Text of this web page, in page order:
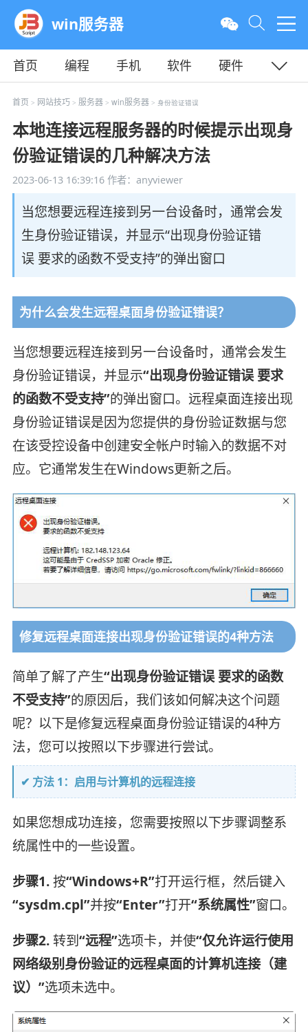
win服务器
首页 编程 手机 软件
硬件
教程
平面 服务器
首页 > 网站技巧 > 服务器> win服务器> 身份验证错误
本地连接远程服务器的时候提示出现身
份验证错误的几种解决方法
2023-06-13 16:39:16作者：anyviewer
当您想要远程连接到另一台设备时，通常会发
生身份验证错误，并显示“出现身份验证错
误 要求的函数不受支持”的弹出窗口
为什么会发生远程桌面身份验证错误？
当您想要远程连接到另一台设备时，通常会发生
身份验证错误，并显示“出现身份验证错误 要求
的函数不受支持”的弹出窗口。远程桌面连接出现
身份验证错误是因为您提供的身份验证数据与您
在该受控设备中创建安全帐户时输入的数据不对
应。它通常发生在Windows更新之后。
修复远程桌面连接出现身份验证错误的4种方法
简单了解了产生“出现身份验证错误 要求的函数
不受支持”的原因后，我们该如何解决这个问题
呢？以下是修复远程桌面身份验证错误的4种方
法，您可以按照以下步骤进行尝试。
✔ 方法 1：启用与计算机的远程连接
如果您想成功连接，您需要按照以下步骤调整系
统属性中的一些设置。
步骤1.按“Windows+R”打开运行框，然后键入
“sysdm.cpl”并按“Enter”打开“系统属性”窗口。
步骤2.转到“远程”选项卡，并使“仅允许运行使用
网络级别身份验证的远程桌面的计算机连接（建
议）”选项未选中。